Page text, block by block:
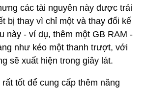
các tài nguyên này được trải
bị thay vì chỉ một và thay đổi kế
này - ví dụ, thêm một GB RAM -
như kéo một thanh trượt, với
sẽ xuất hiện trong giây lát.
tốt để cung cấp thêm năng